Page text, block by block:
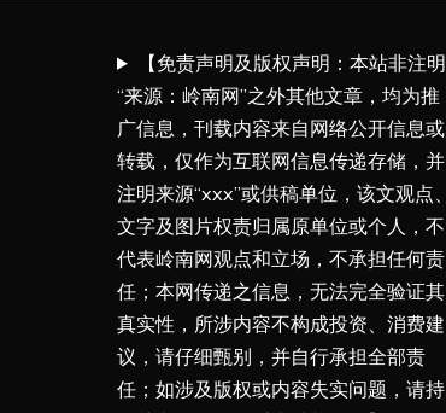
【免责声明及版权声明：本站非注明
“来源：岭南网”之外其他文章，均为推
广信息，刊载内容来自网络公开信息或
转载，仅作为互联网信息传递存储，并
注明来源“xxx”或供稿单位，该文观点、
文字及图片权责归属原单位或个人，不
代表岭南网观点和立场，不承担任何责
任；本网传递之信息，无法完全验证其
真实性，所涉内容不构成投资、消费建
议，请仔细甄别，并自行承担全部责
任；如涉及版权或内容失实问题，请持